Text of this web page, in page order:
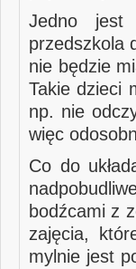
Jedno jest
przedszkola
nie będzie
Takie dzieci
np. nie
więc
Co do
bodźcami z
zajęcia,
mylnie jest